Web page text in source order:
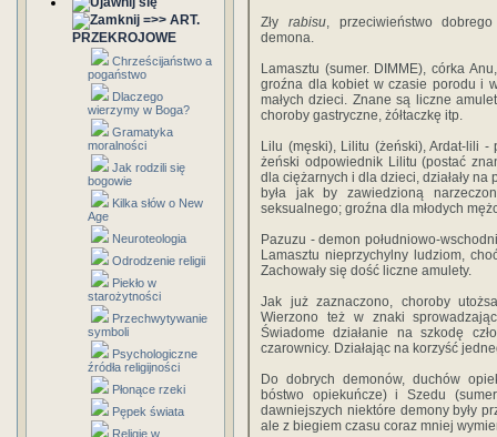
=>> ART.
PRZEKROJOWE
Chrześcijaństwo a
pogaństwo
Dlaczego
wierzymy w Boga?
Gramatyka
moralności
Jak rodzili się
bogowie
Kilka słów o New
Age
Neuroteologia
Odrodzenie religii
Piekło w
starożytności
Przechwytywanie
symboli
Psychologiczne
źródła religijności
Płonące rzeki
Pępek świata
Religie w
Zły rabisu, przeciwieństwo
demona.
Lamasztu (sumer. DIMME), córka
groźna dla kobiet w czasie porodu i
małych dzieci. Znane są liczne
choroby gastryczne, żółtaczkę itp.
Lilu (męski), Lilitu (żeński), Ardat-lili
żeński odpowiednik Lilitu (postać
dla ciężarnych i dla dzieci, działały
była jak­ by zawiedzioną
seksualnego; groźna dla młodych
Pazuzu - demon południowo-
Lamasztu nieprzychylny ludziom,
Zachowały się dość liczne amulety.
Jak już zaznaczono, choroby
Wierzono też w znaki
Świadome działanie na szkodę
czarow­nicy. Działając na korzyść
Do dobrych demonów, duchów
bóstwo opiekuńcze) i Szedu
dawniejszych niektóre demony były
ale z biegiem czasu coraz mniej